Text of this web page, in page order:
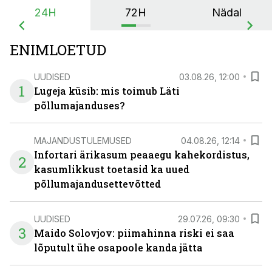
24H 72H Nädal
ENIMLOETUD
1
UUDISED 03.08.26, 12:00
Lugeja küsib: mis toimub Läti
põllumajanduses?
2
MAJANDUSTULEMUSED 04.08.26, 12:14
Infortari ärikasum peaaegu kahekordistus,
kasumlikkust toetasid ka uued
põllumajandusettevõtted
3
UUDISED 29.07.26, 09:30
Maido Solovjov: piimahinna riski ei saa
lõputult ühe osapoole kanda jätta